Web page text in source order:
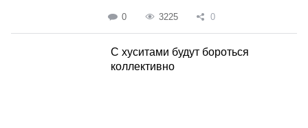
0 3225 0
С хуситами будут бороться
коллективно